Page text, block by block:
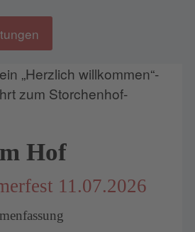
Hof
11.07.2026